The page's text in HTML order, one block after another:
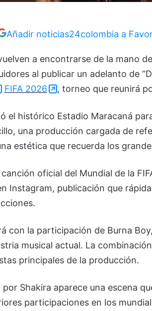
Añadir noticias24colombia a
a encontrarse de la mano
al publicar un adelanto de
FIFA 2026 , torneo que reunirá
el histórico Estadio Maracaná
una producción cargada de
estética que recuerda los
canción oficial del Mundial de la
Instagram, publicación que
con la participación de Burna Boy
musical actual. La
principales de la producción.
Shakira aparece una escena
participaciones en los